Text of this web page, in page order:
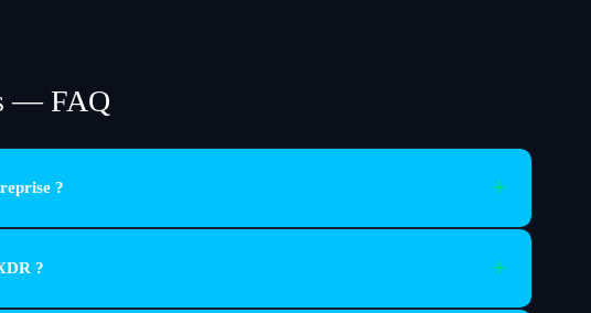
— FAQ
? +
? +